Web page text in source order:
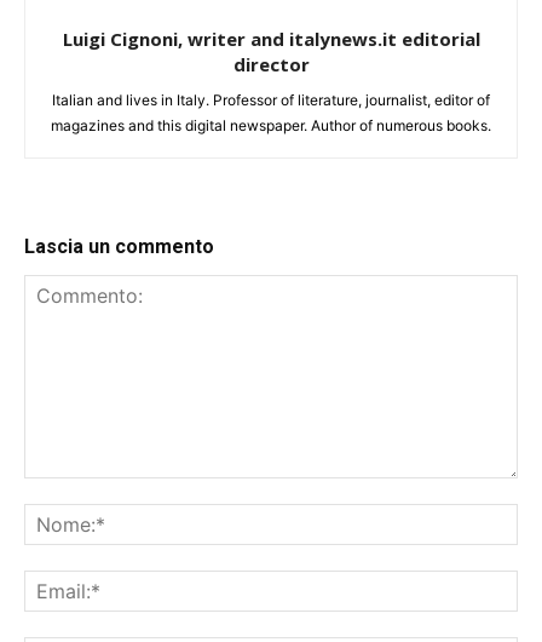
Luigi Cignoni, writer and italynews.it editorial
director
Italian and lives in Italy. Professor of literature, journalist, editor of
magazines and this digital newspaper. Author of numerous books.
Lascia un commento